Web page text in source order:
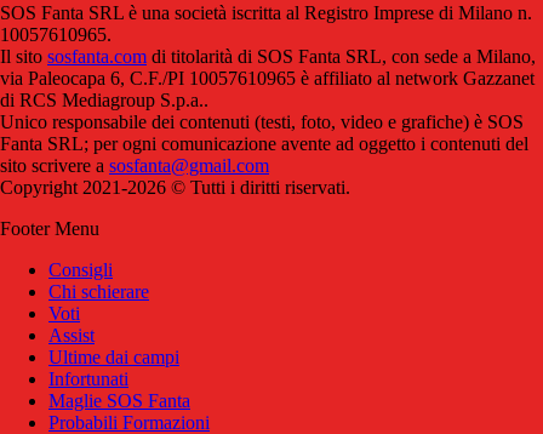
SOS Fanta SRL è una società iscritta al Registro Imprese di Milano n.
10057610965.
Il sito sosfanta.com di titolarità di SOS Fanta SRL, con sede a Milano,
via Paleocapa 6, C.F./PI 10057610965 è affiliato al network Gazzanet
di RCS Mediagroup S.p.a..
Unico responsabile dei contenuti (testi, foto, video e grafiche) è SOS
Fanta SRL; per ogni comunicazione avente ad oggetto i contenuti del
sito scrivere a sosfanta@gmail.com
Copyright 2021-2026 © Tutti i diritti riservati.
Footer Menu
Consigli
Chi schierare
Voti
Assist
Ultime dai campi
Infortunati
Maglie SOS Fanta
Probabili Formazioni